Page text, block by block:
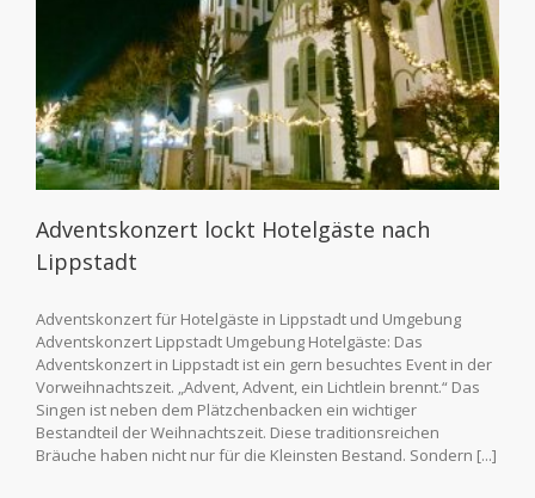
Adventskonzert lockt Hotelgäste nach
Lippstadt
Adventskonzert für Hotelgäste in Lippstadt und Umgebung
Adventskonzert Lippstadt Umgebung Hotelgäste: Das
Adventskonzert in Lippstadt ist ein gern besuchtes Event in der
Vorweihnachtszeit. „Advent, Advent, ein Lichtlein brennt.“ Das
Singen ist neben dem Plätzchenbacken ein wichtiger
Bestandteil der Weihnachtszeit. Diese traditionsreichen
Bräuche haben nicht nur für die Kleinsten Bestand. Sondern [...]